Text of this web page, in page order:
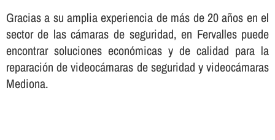
Gracias a su amplia experiencia de más de 20 años en el
sector de las cámaras de seguridad, en Fervalles puede
encontrar soluciones económicas y de calidad para la
reparación de videocámaras de seguridad y videocámaras
Mediona.